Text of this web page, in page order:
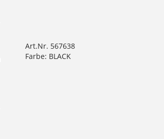
Art.Nr. 567638
Farbe: BLACK